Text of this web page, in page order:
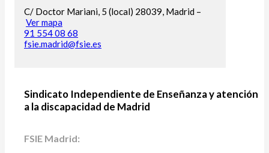
C/ Doctor Mariani, 5 (local) 28039, Madrid –
Ver mapa
91 554 08 68
fsie.madrid@fsie.es
Sindicato Independiente de Enseñanza y atención
a la discapacidad de Madrid
FSIE Madrid: